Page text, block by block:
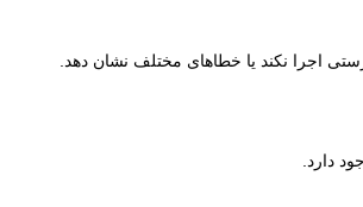
اجرا نکند یا خطاهای مختلف نشان دهد.
دارد.